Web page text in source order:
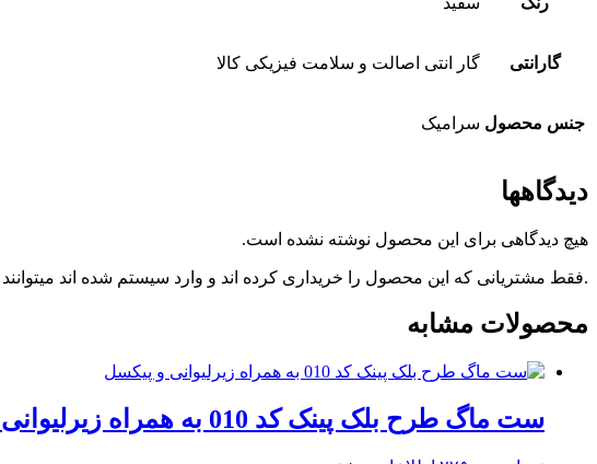
گارانتی گار انتی اصالت و سلامت فیزیکی کالا
جنس محصول سرامیک
دیدگاهها
هیچ دیدگاهی برای این محصول نوشته نشده است.
.فقط مشتریانی که این محصول را خریداری کرده اند و وارد سیستم شده اند
محصولات مشابه
ست ماگ طرح بلک پینک کد 010 به همراه زیرلیوانی و پیکسل